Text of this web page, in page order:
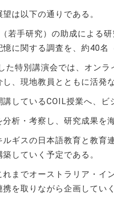
は以下の通りである。
若手研究）の助成による
に関する調査を、約40名
た特別講演会では、オン
、現地教員とともに活発
しているCOIL授業へ、ビ
析・考察し、研究成果を
ギスの日本語教育と教育
していく予定である。
までオーストラリア・イ
を取りながら企画していく